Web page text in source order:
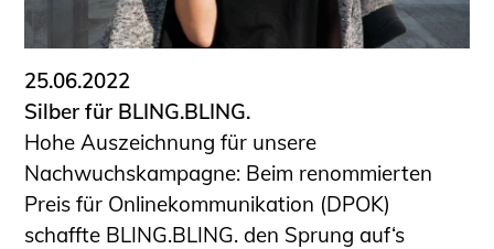
25.06.2022
Silber für BLING.BLING.
Hohe Auszeichnung für unsere
Nachwuchskampagne: Beim renommierten
Preis für Onlinekommunikation (DPOK)
schaffte BLING.BLING. den Sprung auf‘s